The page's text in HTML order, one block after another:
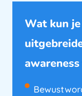
Wat kun